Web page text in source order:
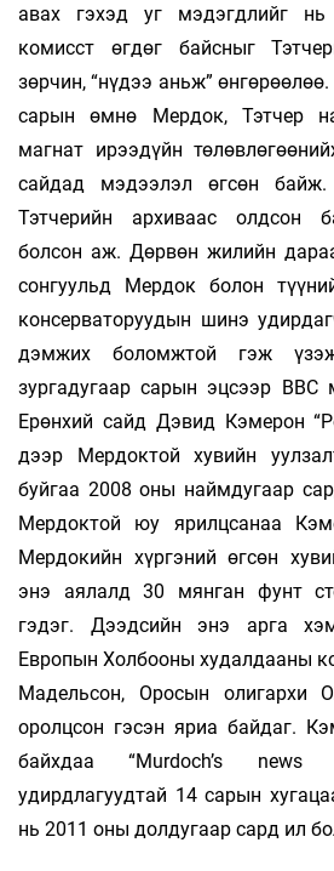
авах гэхэд уг мэдэгдлийг
комисст өгдөг байсныг
зөрчин, “нүдээ аньж”
сарын өмнө Мердок, Тэтчер
магнат ирээдүйн
сайдад мэдээлэл өгсөн
Тэтчерийн архиваас олдсон
болсон аж. Дөрвөн жилийн
сонгуульд Мердок болон
консерваторуудын шинэ
дэмжих боломжтой гэж
зургадугаар сарын эцсээр ВВС
Ерөнхий сайд Дэвид Кэмерон
дээр Мердоктой хувийн
буйгаа 2008 оны наймдугаар
Мердоктой юу ярилцсанаа
Мердокийн хүргэний өгсөн
энэ аялалд 30 мянган фунт
гэдэг. Дээдсийн энэ арга
Европын Холбооны худалдааны
Мадельсон, Оросын олигархи
оролцсон гэсэн яриа байдаг.
байхдаа “Murdoch’s news
удирдлагуудтай 14 сарын
нь 2011 оны долдугаар сард ил